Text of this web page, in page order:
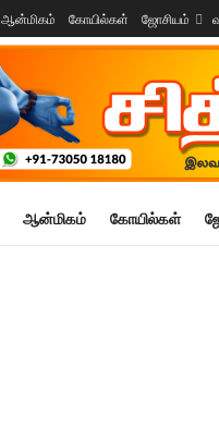
ஆன்மிகம் கோயில்கள் ஜோசியம்
ஆன்மிகம் கோயில்கள்